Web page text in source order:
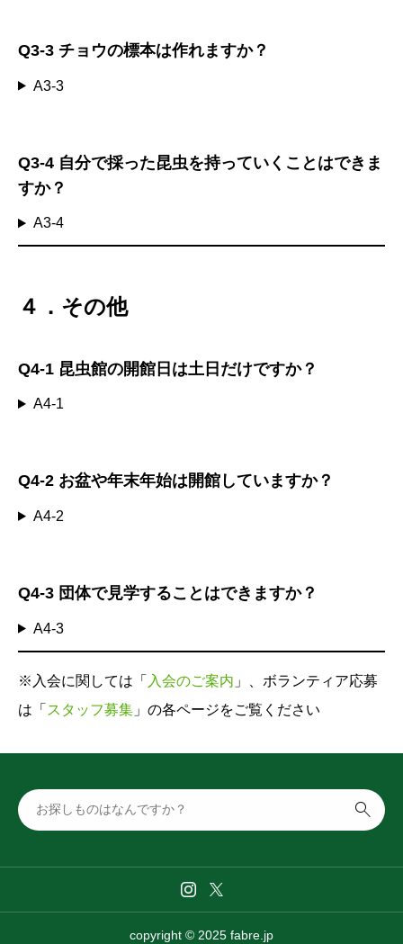
Q3-3 チョウの標本は作れますか？
A3-3
Q3-4 自分で採った昆虫を持っていくことはできま
すか？
A3-4
４．その他
Q4-1 昆虫館の開館日は土日だけですか？
A4-1
Q4-2 お盆や年末年始は開館していますか？
A4-2
Q4-3 団体で見学することはできますか？
A4-3
※入会に関しては「 入会のご案内 」、ボランティア応募
は「 スタッフ募集 」の各ページをご覧ください

copyright © 2025 fabre.jp